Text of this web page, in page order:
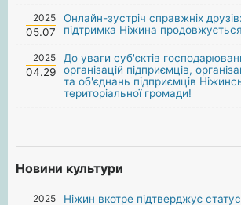
2025
05.07
Онлайн-зустріч справжніх
підтримка Ніжина
2025
04.29
До уваги суб'єктів
організацій підприємців,
та об'єднань підприємців
територіальної громади!
Новини культури
2025
Ніжин вкотре підтверджує